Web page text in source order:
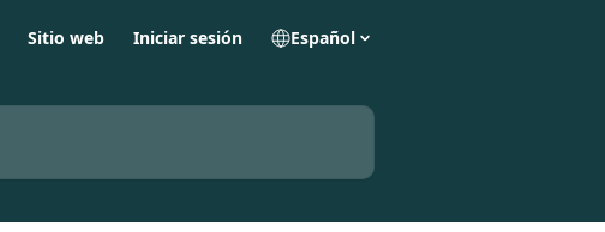
Sitio web Iniciar sesión Español